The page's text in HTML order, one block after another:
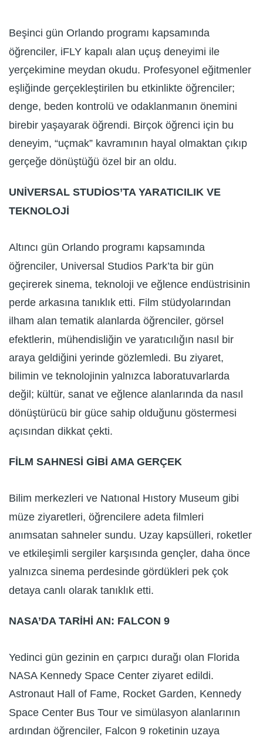
Beşinci gün Orlando programı kapsamında
öğrenciler, iFLY kapalı alan uçuş deneyimi ile
yerçekimine meydan okudu. Profesyonel eğitmenler
eşliğinde gerçekleştirilen bu etkinlikte öğrenciler;
denge, beden kontrolü ve odaklanmanın önemini
birebir yaşayarak öğrendi. Birçok öğrenci için bu
deneyim, “uçmak” kavramının hayal olmaktan çıkıp
gerçeğe dönüştüğü özel bir an oldu.
UNİVERSAL STUDİOS’TA YARATICILIK VE
TEKNOLOJİ
Altıncı gün Orlando programı kapsamında
öğrenciler, Universal Studios Park’ta bir gün
geçirerek sinema, teknoloji ve eğlence endüstrisinin
perde arkasına tanıklık etti. Film stüdyolarından
ilham alan tematik alanlarda öğrenciler, görsel
efektlerin, mühendisliğin ve yaratıcılığın nasıl bir
araya geldiğini yerinde gözlemledi. Bu ziyaret,
bilimin ve teknolojinin yalnızca laboratuvarlarda
değil; kültür, sanat ve eğlence alanlarında da nasıl
dönüştürücü bir güce sahip olduğunu göstermesi
açısından dikkat çekti.
FİLM SAHNESİ GİBİ AMA GERÇEK
Bilim merkezleri ve Natıonal Hıstory Museum gibi
müze ziyaretleri, öğrencilere adeta filmleri
anımsatan sahneler sundu. Uzay kapsülleri, roketler
ve etkileşimli sergiler karşısında gençler, daha önce
yalnızca sinema perdesinde gördükleri pek çok
detaya canlı olarak tanıklık etti.
NASA’DA TARİHİ AN: FALCON 9
Yedinci gün gezinin en çarpıcı durağı olan Florida
NASA Kennedy Space Center ziyaret edildi.
Astronaut Hall of Fame, Rocket Garden, Kennedy
Space Center Bus Tour ve simülasyon alanlarının
ardından öğrenciler, Falcon 9 roketinin uzaya